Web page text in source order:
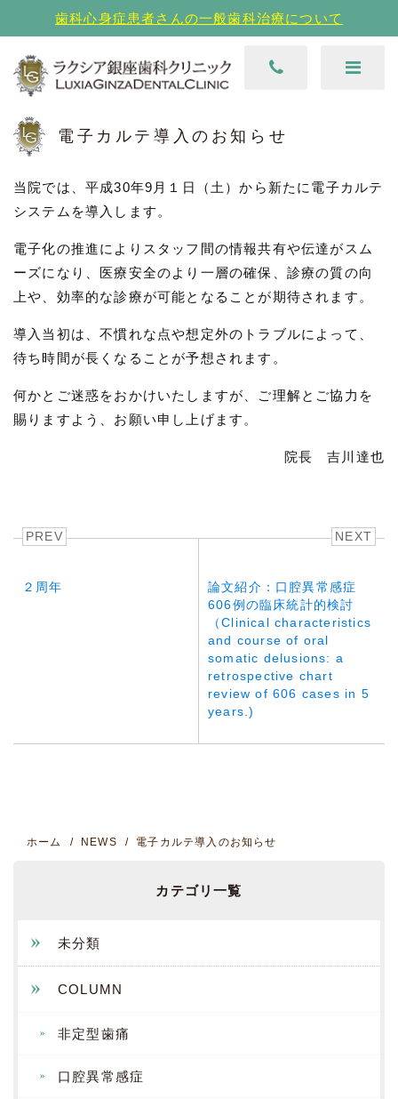
歯科心身症患者さんの一般歯科治療について
電子カルテ導入のお知らせ
当院では、平成30年9月１日（土）から新たに電子カルテ
システムを導入します。
電子化の推進によりスタッフ間の情報共有や伝達がスム
ーズになり、医療安全のより一層の確保、診療の質の向
上や、効率的な診療が可能となることが期待されます。
導入当初は、不慣れな点や想定外のトラブルによって、
待ち時間が長くなることが予想されます。
何かとご迷惑をおかけいたしますが、ご理解とご協力を
賜りますよう、お願い申し上げます。
院長 吉川達也
PREV
２周年
NEXT
論文紹介：口腔異常感症
606例の臨床統計的検討
（Clinical characteristics
and course of oral
somatic delusions: a
retrospective chart
review of 606 cases in 5
years.)
ホーム NEWS 電子カルテ導入のお知らせ
カテゴリ一覧
未分類
COLUMN
非定型歯痛
口腔異常感症